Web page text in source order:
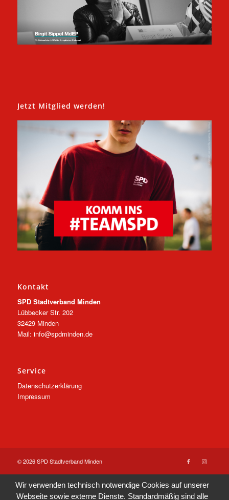
Jetzt Mitglied werden!
Kontakt
SPD Stadtverband Minden
Lübbecker Str. 202
32429 Minden
Mail: info@spdminden.de
Service
Datenschutzerklärung
Impressum
© 2026 SPD Stadtverband Minden
Wir verwenden technisch notwendige Cookies auf unserer
Webseite sowie externe Dienste. Standardmäßig sind alle